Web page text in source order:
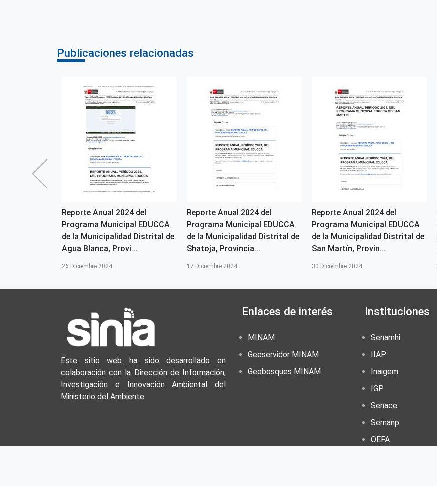
Publicaciones relacionadas
Reporte Anual 2024 del
Programa Municipal EDUCCA
de la Municipalidad Distrital de
Agua Blanca, Provi...
26 Diciembre 2024
Reporte Anual 2024 del
Programa Municipal EDUCCA
de la Municipalidad Distrital de
Shatoja, Provincia...
17 Diciembre 2024
Reporte Anual 2024 del
Programa Municipal EDUCCA
de la Municipalidad Distrital de
San Martín, Provin...
30 Diciembre 2024
Este sitio web ha sido desarrollado en
colaboración con la Dirección de Información,
Investigación e Innovación Ambiental del
Ministerio del Ambiente
Enlaces de interés
MINAM
Geoservidor MINAM
Geobosques MINAM
Instituciones
Senamhi
IIAP
Inaigem
IGP
Senace
Sernanp
OEFA